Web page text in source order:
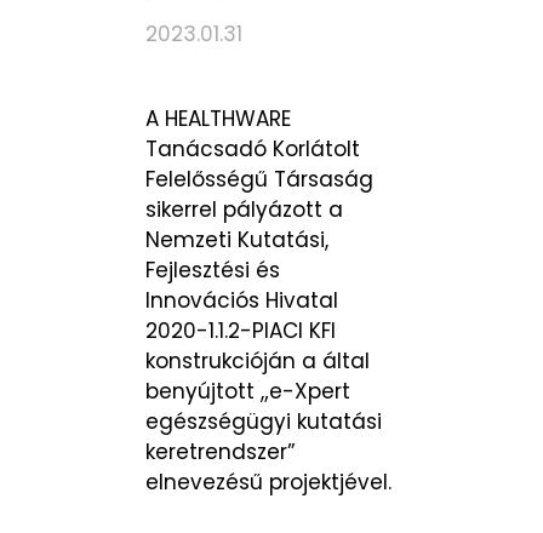
2023.01.31
A HEALTHWARE
Tanácsadó Korlátolt
Felelősségű Társaság
sikerrel pályázott a
Nemzeti Kutatási,
Fejlesztési és
Innovációs Hivatal
2020-1.1.2-PIACI KFI
konstrukcióján a által
benyújtott „e-Xpert
egészségügyi kutatási
keretrendszer”
elnevezésű projektjével.